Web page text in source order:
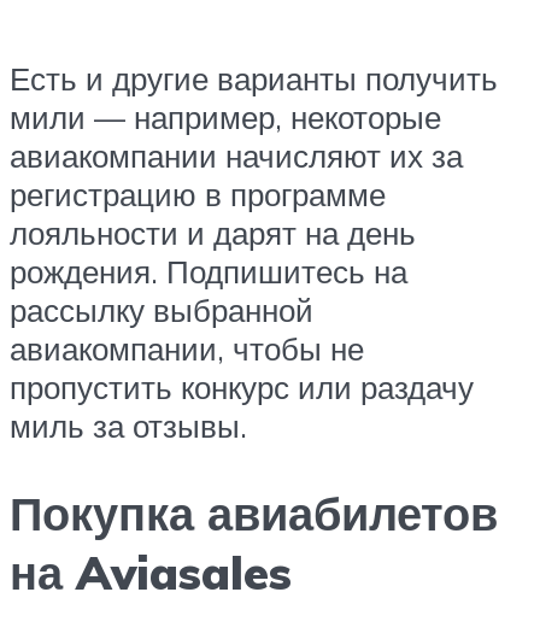
Есть и другие варианты получить
мили — например, некоторые
авиакомпании начисляют их за
регистрацию в программе
лояльности и дарят на день
рождения. Подпишитесь на
рассылку выбранной
авиакомпании, чтобы не
пропустить конкурс или раздачу
миль за отзывы.
Покупка авиабилетов
на Aviasales